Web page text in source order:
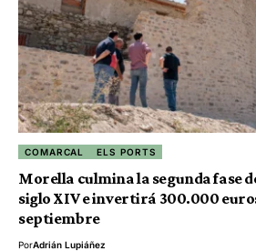
COMARCAL ELS PORTS
Morella culmina la segunda fase
siglo XIV e invertirá 300.000
septiembre
PorAdrián Lupiáñez